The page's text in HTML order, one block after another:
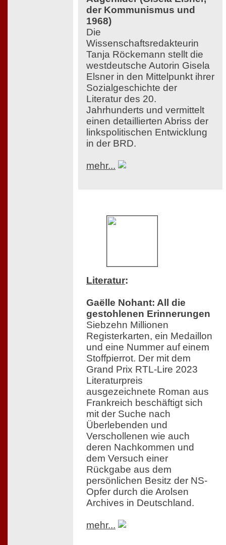
der Kommunismus und
1968)
Die
Wissenschaftsredakteurin
Tanja Röckemann stellt die
westdeutsche Autorin Gisela
Elsner in den Mittelpunkt ihrer
Sozialgeschichte der
Literatur des 20.
Jahrhunderts und vermittelt
einen detaillierten Abriss der
linkspolitischen Entwicklung
in der BRD.
mehr...
Literatur:
Gaëlle Nohant: All die
gestohlenen Erinnerungen
Siebzehn Millionen
Registerkarten, ein Medaillon
und eine Nummer auf einem
Stoffpierrot. Der mit dem
Grand Prix RTL-Lire 2023
Literaturpreis
ausgezeichnete Roman aus
Frankreich beschäftigt sich
mit der Suche nach
Überlebenden und
Verschollenen wie auch
deren Nachkommen und
dem Versuch einer
Rückgabe aus dem
persönlichen Besitz der NS-
Opfer durch die Arolsen
Archives in Deutschland.
mehr...